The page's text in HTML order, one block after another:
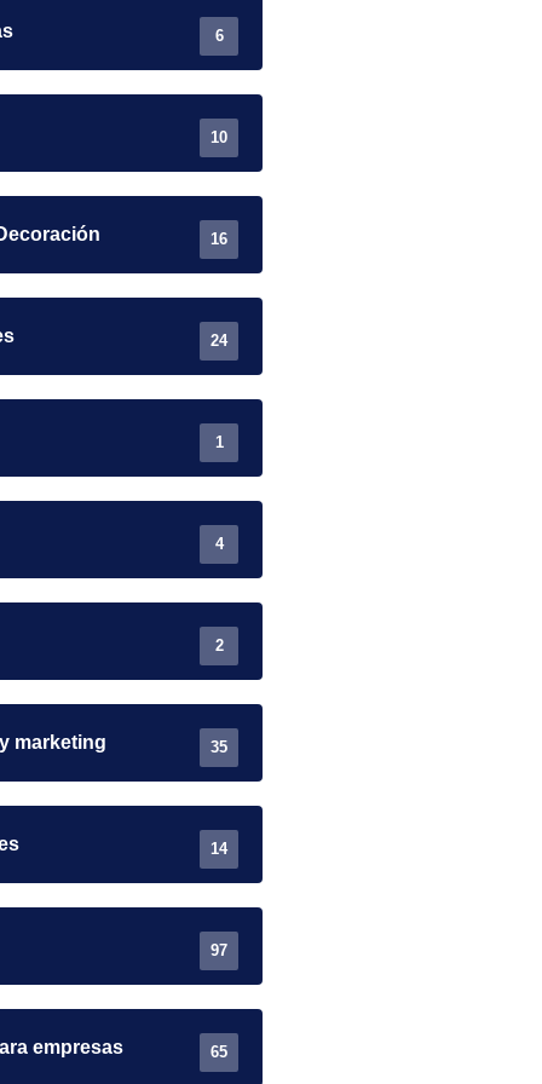
6
10
16
24
1
4
2
marketing 35
14
97
empresas 65